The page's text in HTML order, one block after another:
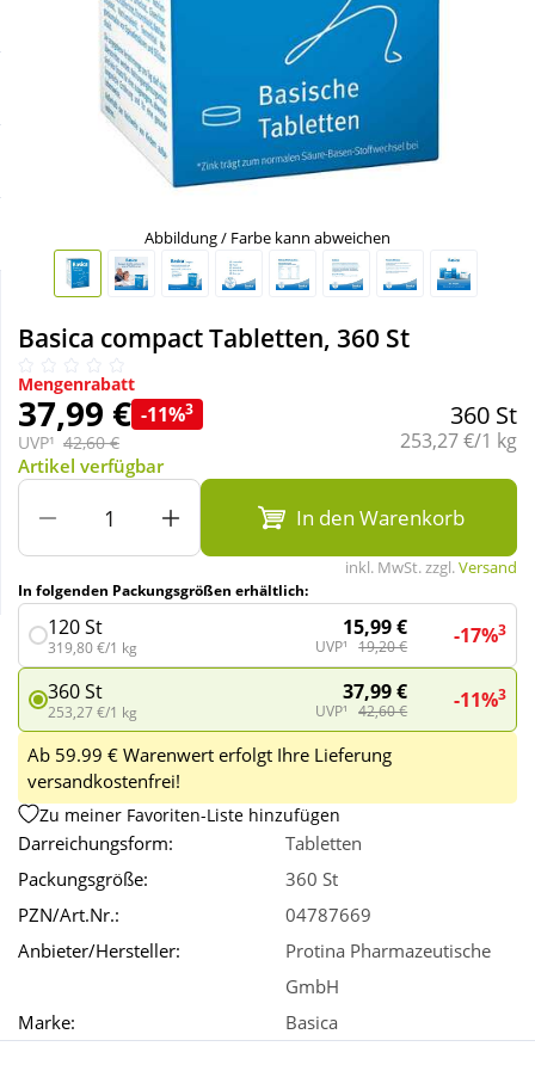
Schnäppchen
Täglich gut versorgt
Körperpflege & Kosmetik
Liebe & Erotik
Mutter & Kind
Nahrungsergänzung
Sanitätshaus
Sport & Fitness
Tierbedarf
Wellness
Abbildung / Farbe kann abweichen
Basica compact Tabletten, 360 St
Mengenrabatt
37,99 € -11%3
UVP¹ 42,60 €
360 St
Grundpreis:
253,27 €/1 kg
Artikel verfügbar
In den Warenkorb
inkl. MwSt. zzgl.Versand
In folgenden Packungsgrößen erhältlich:
120 St
319,80 €/1 kg
15,99 €
UVP¹ 19,20 € -17%3
360 St
253,27 €/1 kg
37,99 €
UVP¹ 42,60 € -11%3
Ab 59.99 € Warenwert erfolgt Ihre Lieferung
versandkostenfrei!
Zu meiner Favoriten-Liste hinzufügen
Darreichungsform:
Tabletten
Packungsgröße:
360 St
PZN/Art.Nr.:
04787669
Anbieter/Hersteller:
Protina Pharmazeutische
GmbH
Marke:
Basica